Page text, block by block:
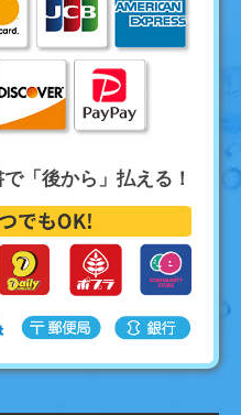
「後から」払える！